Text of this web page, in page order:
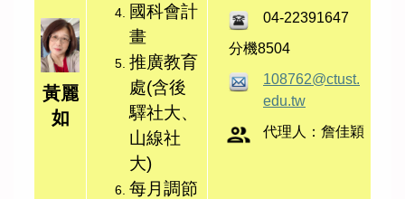
黃麗
如
國科會計
畫
推廣教育
處(含後
驛社大、
山線社
大)
每月調節
04-22391647
分機8504
108762@ctust.
edu.tw
代理人：詹佳穎